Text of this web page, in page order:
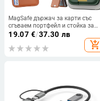
MagSafe държач за карти със
сгъваем портфейл и стойка за
iPhone
19.07 €/37.30 лв
add_shopping_cart